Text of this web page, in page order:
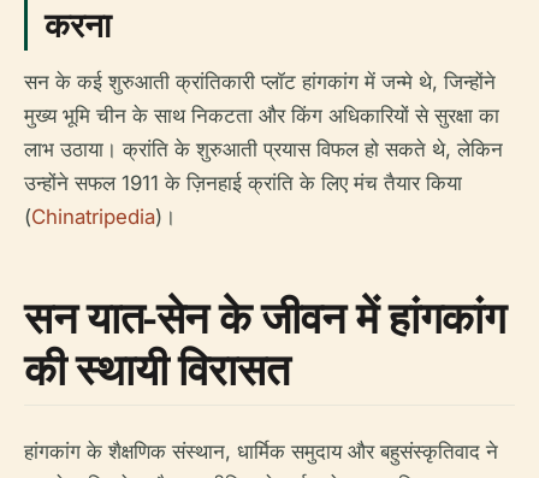
करना
सन के कई शुरुआती क्रांतिकारी प्लॉट हांगकांग में जन्मे थे, जिन्होंने
मुख्य भूमि चीन के साथ निकटता और किंग अधिकारियों से सुरक्षा का
लाभ उठाया। क्रांति के शुरुआती प्रयास विफल हो सकते थे, लेकिन
उन्होंने सफल 1911 के ज़िनहाई क्रांति के लिए मंच तैयार किया
(Chinatripedia)।
सन यात-सेन के जीवन में हांगकांग
की स्थायी विरासत
हांगकांग के शैक्षणिक संस्थान, धार्मिक समुदाय और बहुसंस्कृतिवाद ने